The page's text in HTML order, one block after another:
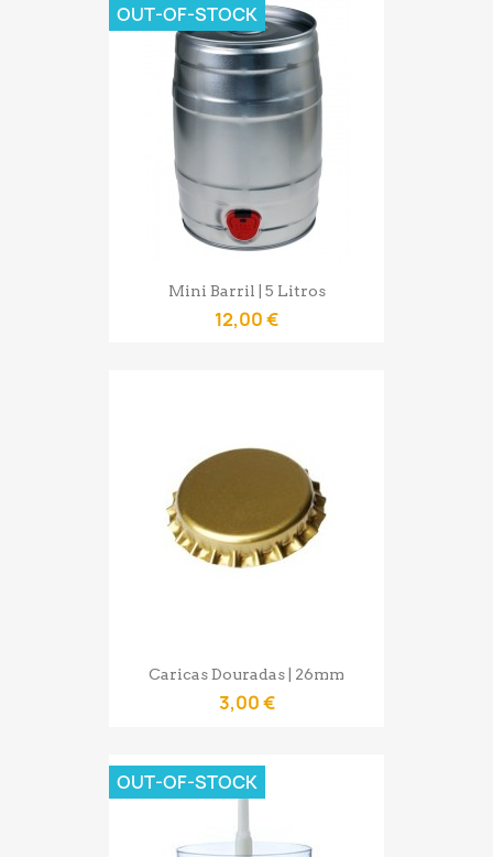
Mini Barril | 5 Litros
12,00 €
OUT-OF-STOCK
Caricas Douradas | 26mm
3,00 €
OUT-OF-STOCK